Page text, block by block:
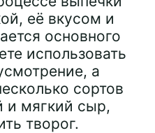
её вкусом и
основного
использовать
а
сортов
и мягкий сыр,
творог.